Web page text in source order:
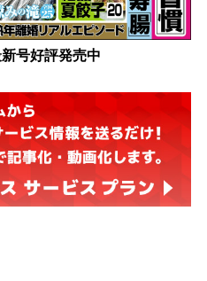
号好評発売中